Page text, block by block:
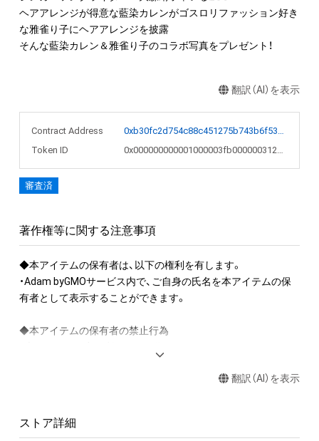
ヘアアレンジが得意な藍染カレンがゴスロリファッション好き
な雅雀り子にヘアアレンジを披露
翻訳（AI）を表示
Contract Address
0xb30fc2d754c88c451275b743b6f530f19f643683
Token ID
0x000000000001000003fb000000312d39
審査済
著作権等に関する注意事項
◆本アイテムの保有者は、以下の権利を有します。
・Adam byGMOサービス内で、ご自身の氏名を本アイテムの保
有者として表示することができます。
◆本アイテムの保有者の禁止行為
◆本アイテムに関する注意事項
翻訳（AI）を表示
ストア詳細